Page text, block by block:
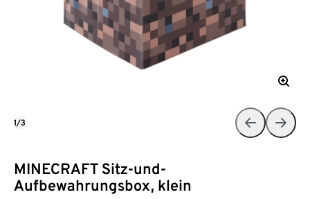
MINECRAFT Sitz-und-
Aufbewahrungsbox, klein
1/3